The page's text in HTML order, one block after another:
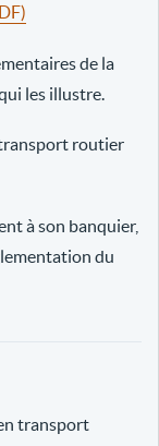
de la
les illustre.
routier
à son banquier,
du
transport